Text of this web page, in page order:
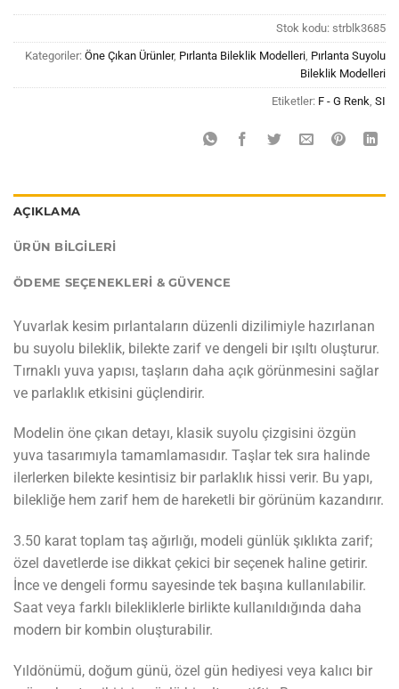
Stok kodu: strblk3685
Kategoriler: Öne Çıkan Ürünler, Pırlanta Bileklik Modelleri Pırlanta Suyolu
Bileklik Modelleri
Etiketler: F - G Renk SI
AÇIKLAMA
ÜRÜN BILGILERI
ÖDEME SEÇENEKLERI & GÜVENCE
Yuvarlak kesim pırlantaların düzenli dizilimiyle hazırlanan
bu suyolu bileklik, bilekte zarif ve dengeli bir ışıltı oluşturur.
Tırnaklı yuva yapısı, taşların daha açık görünmesini sağlar
ve parlaklık etkisini güçlendirir.
Modelin öne çıkan detayı, klasik suyolu çizgisini özgün
yuva tasarımıyla tamamlamasıdır. Taşlar tek sıra halinde
ilerlerken bilekte kesintisiz bir parlaklık hissi verir. Bu yapı,
bilekliğe hem zarif hem de hareketli bir görünüm kazandırır.
3.50 karat toplam taş ağırlığı, modeli günlük şıklıkta zarif;
özel davetlerde ise dikkat çekici bir seçenek haline getirir.
İnce ve dengeli formu sayesinde tek başına kullanılabilir.
Saat veya farklı bilekliklerle birlikte kullanıldığında daha
modern bir kombin oluşturabilir.
Yıldönümü, doğum günü, özel gün hediyesi veya kalıcı bir